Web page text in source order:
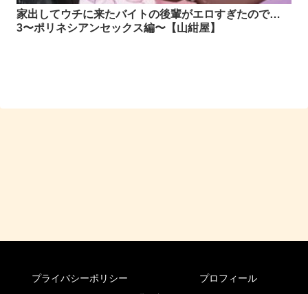
家出してウチに来たバイトの後輩がエロすぎたので…
3〜ポリネシアンセックス編〜【山紺屋】
プライバシーポリシー
プロフィール